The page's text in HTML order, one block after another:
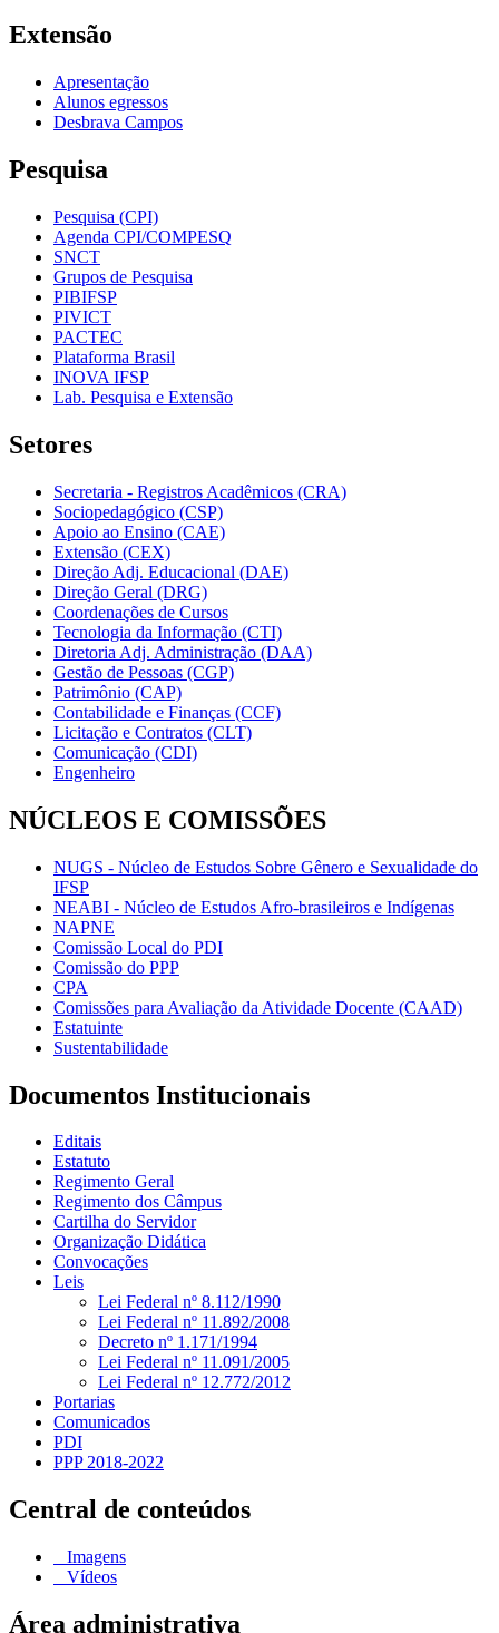
Extensão
Apresentação
Alunos egressos
Desbrava Campos
Pesquisa
Pesquisa (CPI)
Agenda CPI/COMPESQ
SNCT
Grupos de Pesquisa
PIBIFSP
PIVICT
PACTEC
Plataforma Brasil
INOVA IFSP
Lab. Pesquisa e Extensão
Setores
Secretaria - Registros Acadêmicos (CRA)
Sociopedagógico (CSP)
Apoio ao Ensino (CAE)
Extensão (CEX)
Direção Adj. Educacional (DAE)
Direção Geral (DRG)
Coordenações de Cursos
Tecnologia da Informação (CTI)
Diretoria Adj. Administração (DAA)
Gestão de Pessoas (CGP)
Patrimônio (CAP)
Contabilidade e Finanças (CCF)
Licitação e Contratos (CLT)
Comunicação (CDI)
Engenheiro
NÚCLEOS E COMISSÕES
NUGS - Núcleo de Estudos Sobre Gênero e Sexualidade do
IFSP
NEABI - Núcleo de Estudos Afro-brasileiros e Indígenas
NAPNE
Comissão Local do PDI
Comissão do PPP
CPA
Comissões para Avaliação da Atividade Docente (CAAD)
Estatuinte
Sustentabilidade
Documentos Institucionais
Editais
Estatuto
Regimento Geral
Regimento dos Câmpus
Cartilha do Servidor
Organização Didática
Convocações
Leis
Lei Federal nº 8.112/1990
Lei Federal nº 11.892/2008
Decreto nº 1.171/1994
Lei Federal nº 11.091/2005
Lei Federal nº 12.772/2012
Portarias
Comunicados
PDI
PPP 2018-2022
Central de conteúdos
Imagens
Vídeos
Área administrativa